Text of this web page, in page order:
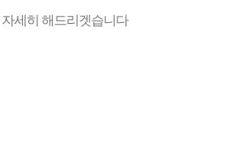
세히 해드리겟습니다